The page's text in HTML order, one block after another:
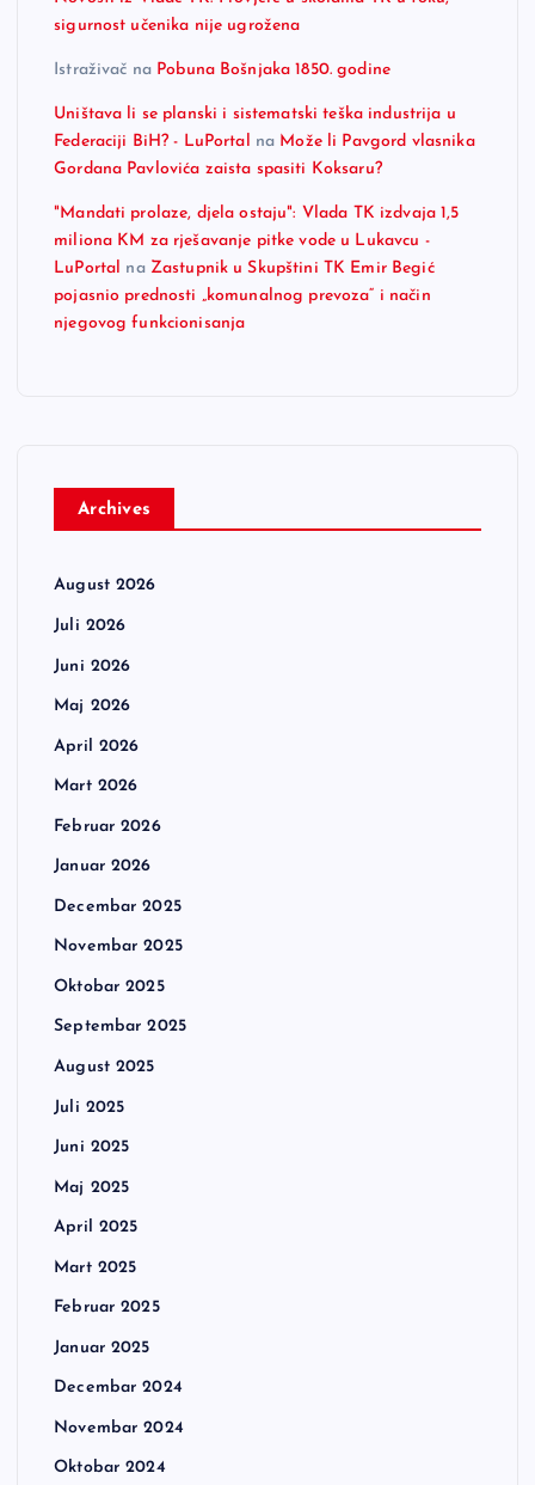
sigurnost učenika nije ugrožena
Istraživač na Pobuna Bošnjaka 1850. godine
Uništava li se planski i sistematski teška industrija u
Federaciji BiH? - LuPortal na Može li Pavgord vlasnika
Gordana Pavlovića zaista spasiti Koksaru?
"Mandati prolaze, djela ostaju": Vlada TK izdvaja 1,5
miliona KM za rješavanje pitke vode u Lukavcu -
LuPortal na Zastupnik u Skupštini TK Emir Begić
pojasnio prednosti „komunalnog prevoza“ i način
njegovog funkcionisanja
Archives
August 2026
Juli 2026
Juni 2026
Maj 2026
April 2026
Mart 2026
Februar 2026
Januar 2026
Decembar 2025
Novembar 2025
Oktobar 2025
Septembar 2025
August 2025
Juli 2025
Juni 2025
Maj 2025
April 2025
Mart 2025
Februar 2025
Januar 2025
Decembar 2024
Novembar 2024
Oktobar 2024